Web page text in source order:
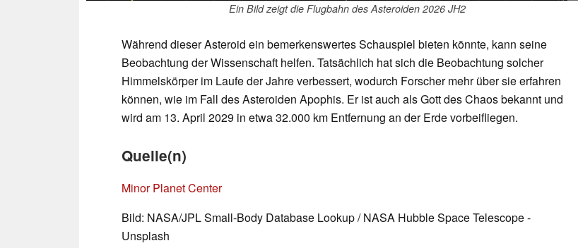
Ein Bild zeigt die Flugbahn des Asteroiden 2026 JH2
Während dieser Asteroid ein bemerkenswertes Schauspiel bieten könnte, kann seine
Beobachtung der Wissenschaft helfen. Tatsächlich hat sich die Beobachtung solcher
Himmelskörper im Laufe der Jahre verbessert, wodurch Forscher mehr über sie erfahren
können, wie im Fall des Asteroiden Apophis. Er ist auch als Gott des Chaos bekannt und
wird am 13. April 2029 in etwa 32.000 km Entfernung an der Erde vorbeifliegen.
Quelle(n)
Minor Planet Center
Bild: NASA/JPL Small-Body Database Lookup / NASA Hubble Space Telescope -
Unsplash